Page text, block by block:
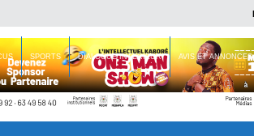
SPORTS DIALOGUE INTERIEUR AVIS ET ANNONCES